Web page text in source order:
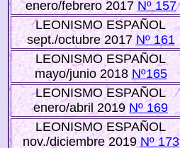
enero/febrero 2017 Nº 157
LEONISMO ESPAÑOL
sept./octubre 2017 Nº 161
LEONISMO ESPAÑOL
mayo/junio 2018 Nº165
LEONISMO ESPAÑOL
enero/abril 2019 Nº 169
LEONISMO ESPAÑOL
nov./diciembre 2019Nº 173